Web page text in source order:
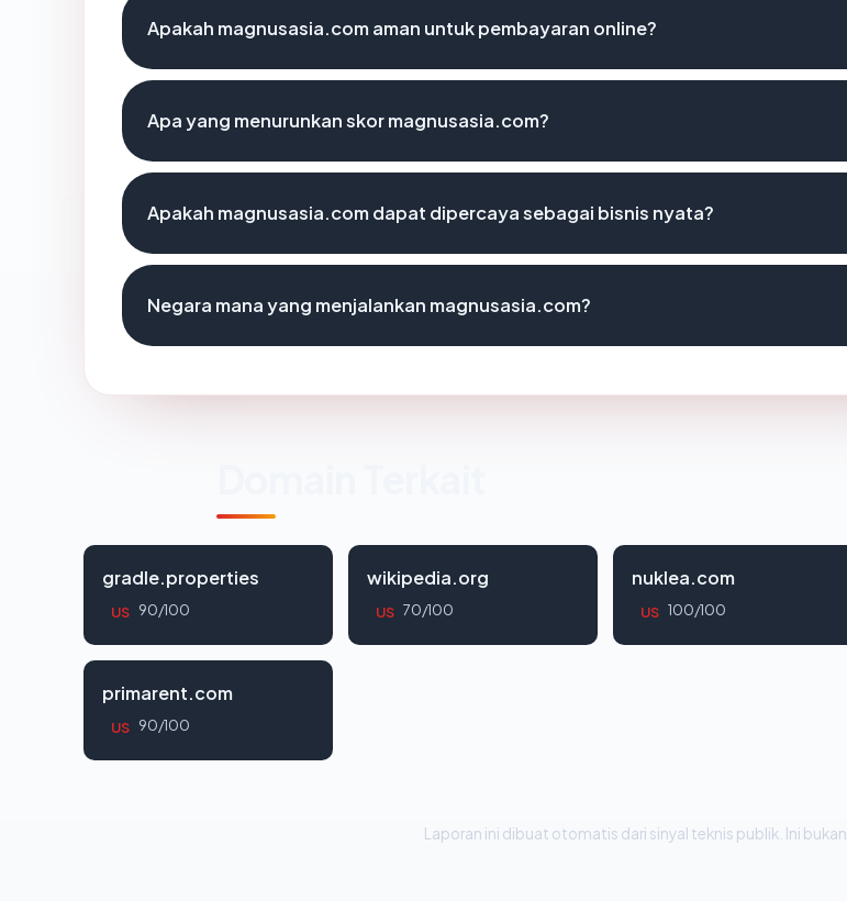
Apakah magnusasia.com aman untuk pembayaran online?
Apa yang menurunkan skor magnusasia.com?
Apakah magnusasia.com dapat dipercaya sebagai bisnis nyata?
Negara mana yang menjalankan magnusasia.com?
gradle.properties
US 90/100
wikipedia.org
US 70/100
nuklea.com
US 100/100
primarent.com
US 90/100
Laporan ini dibuat otomatis dari sinyal teknis publik. Ini